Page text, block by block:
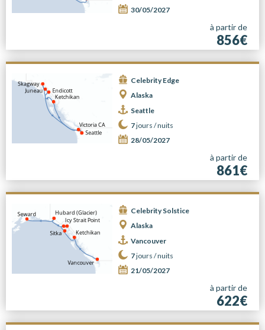
30/05/2027
à partir de
856€
Celebrity Edge
Alaska
Seattle
7jours /nuits
28/05/2027
à partir de
861€
Celebrity Solstice
Alaska
Vancouver
7jours /nuits
21/05/2027
à partir de
622€